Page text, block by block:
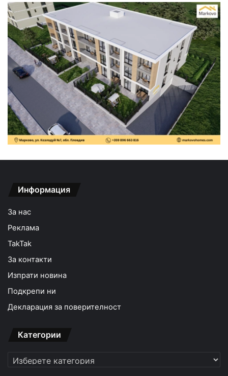
Информация
За нас
Реклама
TakTak
За контакти
Изпрати новина
Подкрепи ни
Декларация за поверителност
Категории
Категории